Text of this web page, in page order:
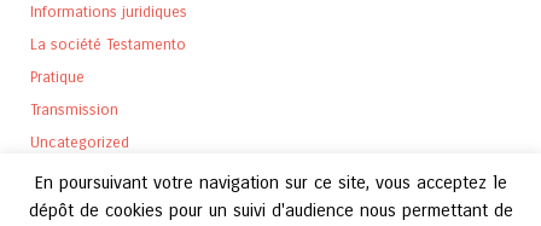
Informations juridiques
La société Testamento
Pratique
Transmission
Uncategorized
En poursuivant votre navigation sur ce site, vous acceptez le
dépôt de cookies pour un suivi d'audience nous permettant de